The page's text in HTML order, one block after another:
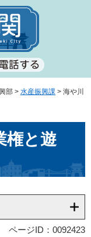
部 > 水産振興課 > 海や川
権と遊
ページID：0092423